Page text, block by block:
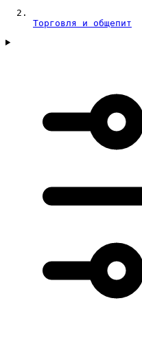
Торговля и общепит